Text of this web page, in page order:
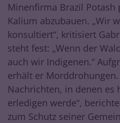
Minenfirma Brazil Potash
Kalium abzubauen. „Wir
konsultiert“, kritisiert
steht fest: „Wenn der
auch wir Indigenen.“
erhält er
Nachrichten, in denen es
erledigen werde“,
zum Schutz seiner